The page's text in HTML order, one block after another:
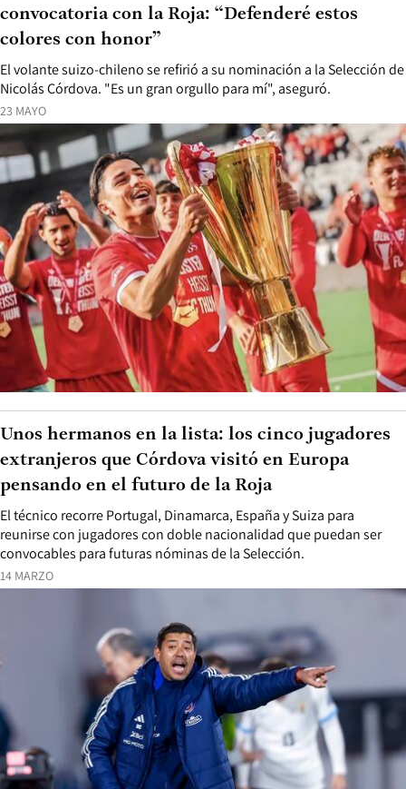
23 MAYO
El volante suizo-chileno se refirió a su nominación a la Selección de
Nicolás Córdova. "Es un gran orgullo para mí", aseguró.
convocatoria con la Roja: “Defenderé estos
colores con honor”
14 MARZO
El técnico recorre Portugal, Dinamarca, España y Suiza para
reunirse con jugadores con doble nacionalidad que puedan ser
convocables para futuras nóminas de la Selección.
Unos hermanos en la lista: los cinco jugadores
extranjeros que Córdova visitó en Europa
pensando en el futuro de la Roja